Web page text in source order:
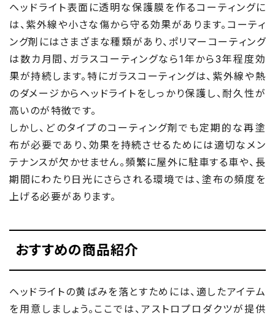
ヘッドライト表面に透明な保護膜を作るコーティングに
は、紫外線や小さな傷から守る効果があります。コーティ
ング剤にはさまざまな種類があり、ポリマーコーティング
は数カ月間、ガラスコーティングなら1年から3年程度効
果が持続します。特にガラスコーティングは、紫外線や熱
のダメージからヘッドライトをしっかり保護し、耐久性が
高いのが特徴です。
しかし、どのタイプのコーティング剤でも定期的な再塗
布が必要であり、効果を持続させるためには適切なメン
テナンスが欠かせません。頻繁に屋外に駐車する車や、長
期間にわたり日光にさらされる環境では、塗布の頻度を
上げる必要があります。
おすすめの商品紹介
ヘッドライトの黄ばみを落とすためには、適したアイテム
を用意しましょう。ここでは、アストロプロダクツが提供